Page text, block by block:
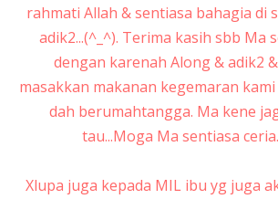
rahmati Allah & sentiasa bahagia di
adik2...(^_^). Terima kasih sbb Ma
dengan karenah Along & adik2
masakkan makanan kegemaran
dah berumahtangga. Ma kene
tau...Moga Ma sentiasa
Xlupa juga kepada MIL ibu yg juga